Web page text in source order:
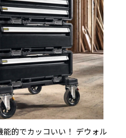
的でカッコいい！ デウォル